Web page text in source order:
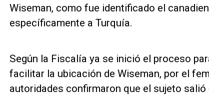
Wiseman, como fue identificado el
específicamente a Turquía.
Según la Fiscalía ya se inició el proceso
facilitar la ubicación de Wiseman, por el
autoridades confirmaron que el sujeto